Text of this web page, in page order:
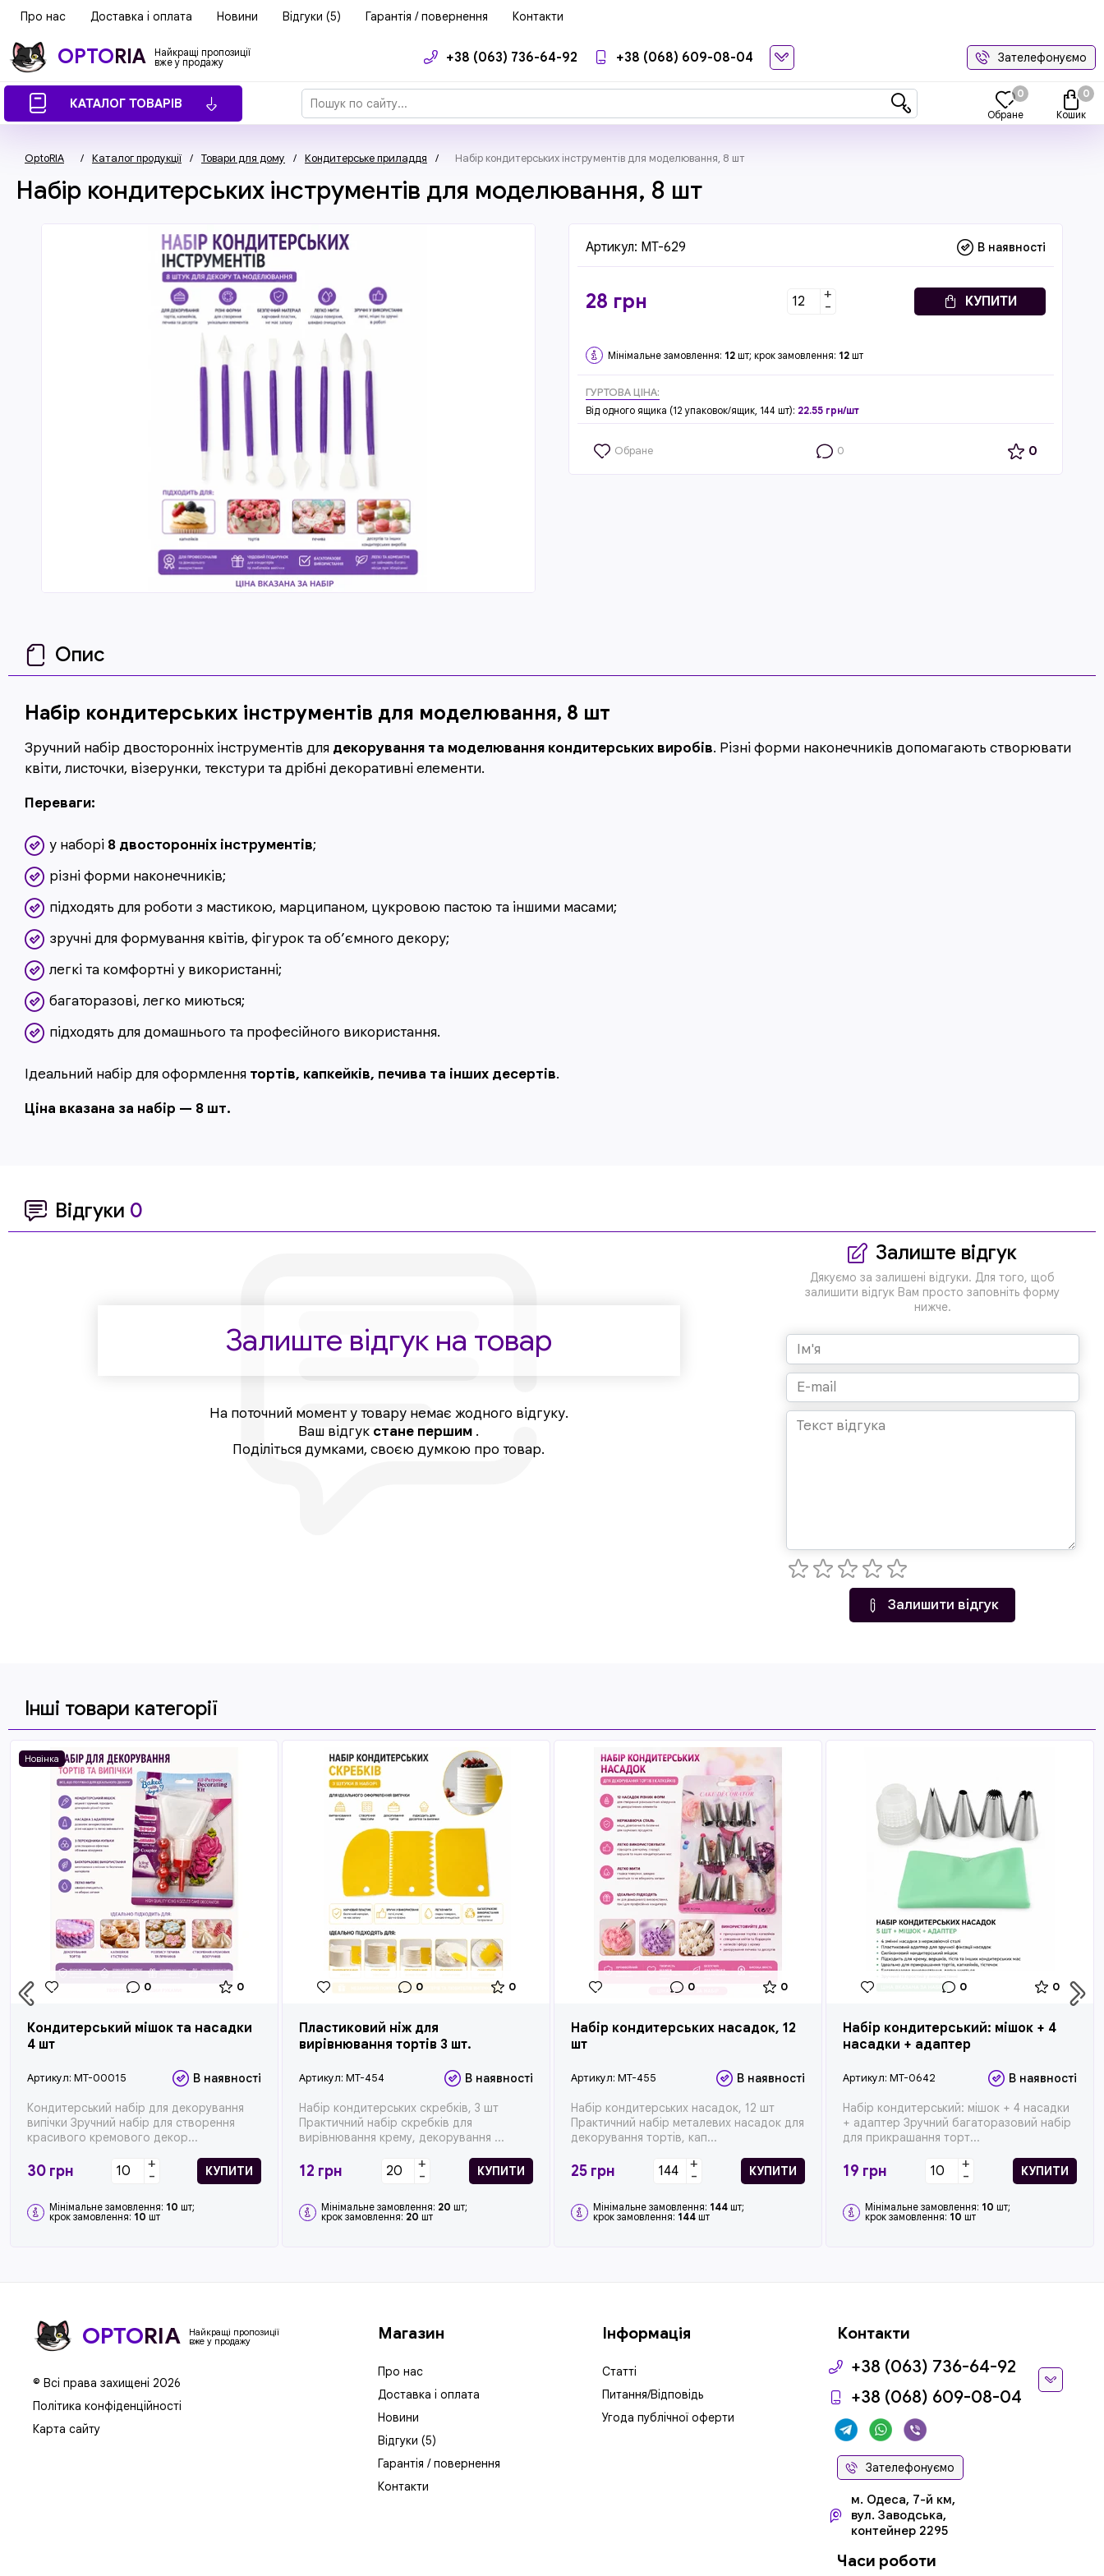
Про нас Доставка і оплата Новини Відгуки (5) Гарантія / повернення Контакти
OPTORIA
Найкращі пропозиції
вже у продажу
+38 (063) 736-64-92 +38 (068) 609-08-04 Зателефонуємо
КАТАЛОГ ТОВАРІВ
Обране
0
Кошик
0
OptoRIA / Каталог продукції / Товари для дому / Кондитерське приладдя / Набір кондитерських інструментів для моделювання, 8 шт
Набір кондитерських інструментів для моделювання, 8 шт
Артикул: MT-629 В наявності
28 грн +
- КУПИТИ
Мінімальне замовлення: 12 шт; крок замовлення: 12 шт
ГУРТОВА ЦІНА:
Від одного ящика (12 упаковок/ящик, 144 шт): 22.55 грн/шт
Обране 0 0
Опис
Набір кондитерських інструментів для моделювання, 8 шт
Зручний набір двосторонніх інструментів для декорування та моделювання кондитерських виробів. Різні форми наконечників допомагають створювати
квіти, листочки, візерунки, текстури та дрібні декоративні елементи.
Переваги:
у наборі 8 двосторонніх інструментів;
різні форми наконечників;
підходять для роботи з мастикою, марципаном, цукровою пастою та іншими масами;
зручні для формування квітів, фігурок та об’ємного декору;
легкі та комфортні у використанні;
багаторазові, легко миються;
підходять для домашнього та професійного використання.
Ідеальний набір для оформлення тортів, капкейків, печива та інших десертів.
Ціна вказана за набір — 8 шт.
Відгуки 0
Залиште відгук на товар
На поточний момент у товару немає жодного відгуку.
Ваш відгук стане першим .
Поділіться думками, своєю думкою про товар.
Залиште відгук
Дякуємо за залишені відгуки. Для того, щоб
залишити відгук Вам просто заповніть форму
нижче.
Залишити відгук
Інші товари категорії
Новінка
0 0
Кондитерський мішок та насадки
4 шт
Артикул: MT-00015
В наявності
Кондитерський набір для декорування
випічки Зручний набір для створення
красивого кремового декор...
30 грн +
- КУПИТИ
Мінімальне замовлення: 10 шт;
крок замовлення: 10 шт
0 0
Пластиковий ніж для
вирівнювання тортів 3 шт.
Артикул: MT-454
В наявності
Набір кондитерських скребків, 3 шт
Практичний набір скребків для
вирівнювання крему, декорування ...
12 грн +
- КУПИТИ
Мінімальне замовлення: 20 шт;
крок замовлення: 20 шт
0 0
Набір кондитерських насадок, 12
шт
Артикул: MT-455
В наявності
Набір кондитерських насадок, 12 шт
Практичний набір металевих насадок для
декорування тортів, кап...
25 грн +
- КУПИТИ
Мінімальне замовлення: 144 шт;
крок замовлення: 144 шт
0 0
Набір кондитерський: мішок + 4
насадки + адаптер
Артикул: MT-0642
В наявності
Набір кондитерський: мішок + 4 насадки
+ адаптер Зручний багаторазовий набір
для прикрашання торт...
19 грн +
- КУПИТИ
Мінімальне замовлення: 10 шт;
крок замовлення: 10 шт
OPTORIA Найкращі пропозиції
вже у продажу
© Всі права захищені 2026
Політика конфіденційності
Карта сайту
Магазин
Про нас
Доставка і оплата
Новини
Відгуки (5)
Гарантія / повернення
Контакти
Інформація
Статті
Питання/Відповідь
Угода публічної оферти
Контакти
+38 (063) 736-64-92
+38 (068) 609-08-04
Зателефонуємо
м. Одеса, 7-й км,
вул. Заводська,
контейнер 2295
Часи роботи